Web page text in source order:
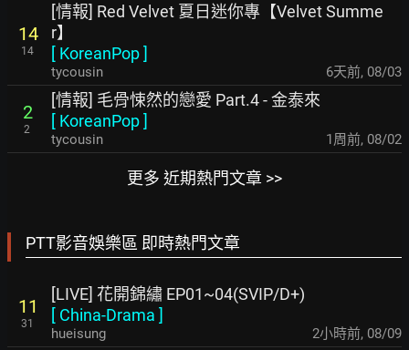
14
14
[情報] Red Velvet 夏日迷你專【Velvet Summe
r】
[ KoreanPop]
tycousin 6天前, 08/03
2
2
[情報] 毛骨悚然的戀愛 Part.4 - 金泰來
[ KoreanPop]
tycousin 1周前, 08/02
更多 近期熱門文章 >>
PTT影音娛樂區 即時熱門文章
11
31
[LIVE] 花開錦繡 EP01~04(SVIP/D+)
[ China-Drama ]
hueisung 2小時前, 08/09